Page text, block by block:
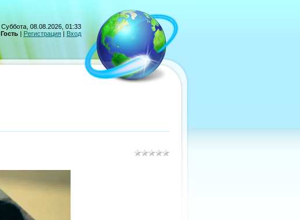
Суббота, 08.08.2026, 01:33
Гость | Регистрация | Вход